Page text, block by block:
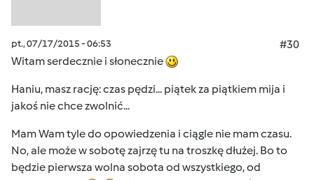
pt., 07/17/2015 - 06:53
#30
Witam serdecznie i słonecznie
Haniu, masz rację: czas pędzi... piątek za piątkiem mija i
jakoś nie chce zwolnić...
Mam Wam tyle do opowiedzenia i ciągle nie mam czasu.
No, ale może w sobotę zajrzę tu na troszkę dłużej. Bo to
będzie pierwsza wolna sobota od wszystkiego, od